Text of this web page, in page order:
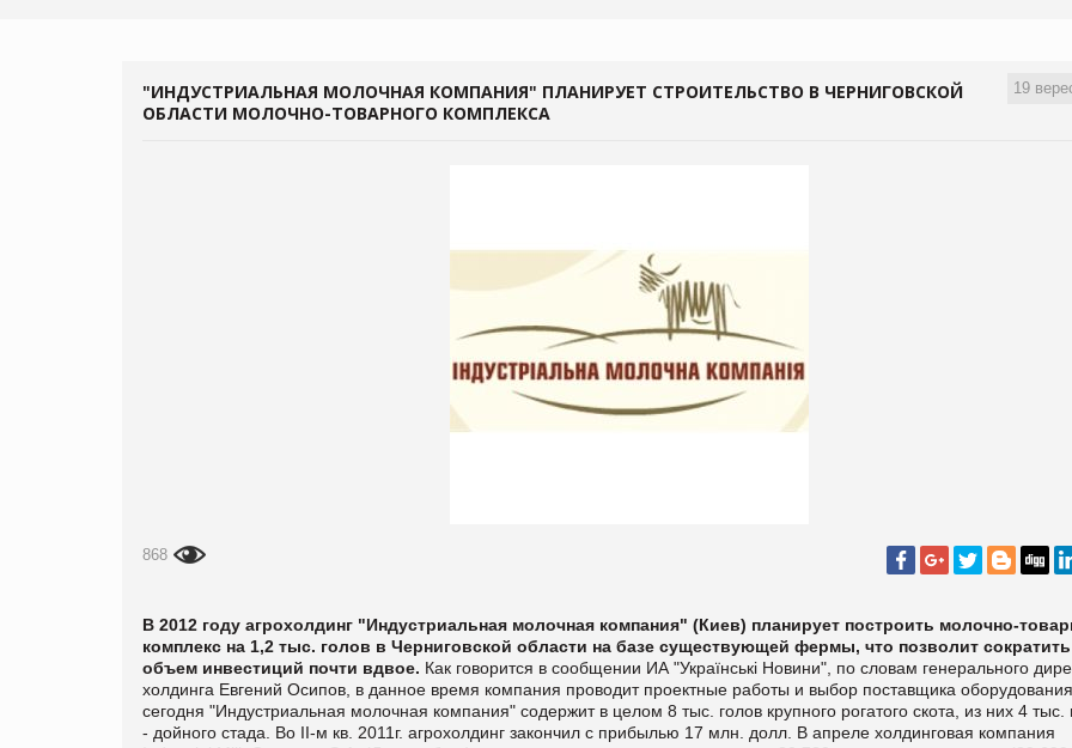
19
"ИНДУСТРИАЛЬНАЯ МОЛОЧНАЯ КОМПАНИЯ" ПЛАНИРУЕТ СТРОИТЕЛЬСТВО В ЧЕРНИГОВСКОЙ
ОБЛАСТИ МОЛОЧНО-ТОВАРНОГО КОМПЛЕКСА
868
В 2012 году агрохолдинг "Индустриальная молочная компания" (Киев) планирует построить молочно-
комплекс на 1,2 тыс. голов в Черниговской области на базе существующей фермы, что позволит сократить
объем инвестиций почти вдвое. Как говорится в сообщении ИА "Українські Новини", по словам генерального
холдинга Евгений Осипов, в данное время компания проводит проектные работы и выбор поставщика
сегодня "Индустриальная молочная компания" содержит в целом 8 тыс. голов крупного рогатого скота, из них 4 тыс.
- дойного стада. Во II-м кв. 2011г. агрохолдинг закончил с прибылью 17 млн долл В апреле холдинговая компания